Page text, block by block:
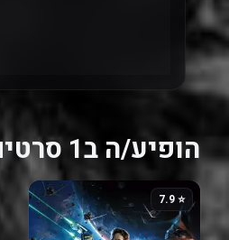
הופיע/ה ב1 סרטים
⭐ 7.9